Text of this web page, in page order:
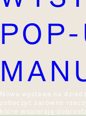
Nowa wystawa na
zobaczyć zarówno
które wspierają